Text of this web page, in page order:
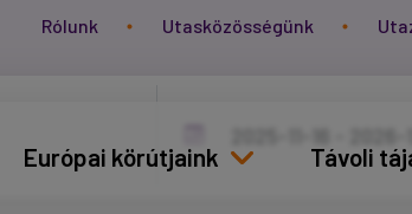
Rólunk Utasközösségünk
Európai körútjaink Távoli